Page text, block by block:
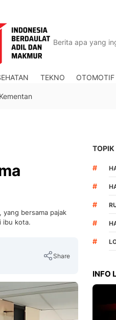
TEKNO OTOMOTIF
yang bersama pajak
ibu kota.
Share
Copy Link
TOPIK
#
#
#
#
#
INFO